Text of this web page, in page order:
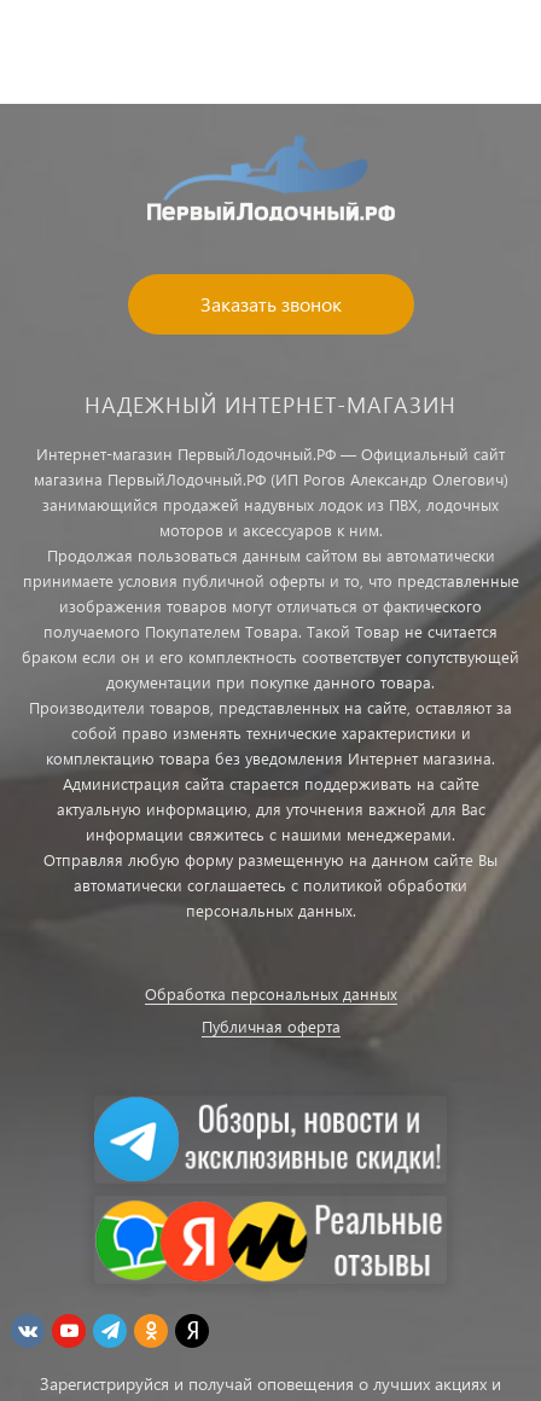
Заказать звонок
НАДЕЖНЫЙ ИНТЕРНЕТ-МАГАЗИН
Интернет-магазин ПервыйЛодочный.РФ — Официальный сайт
магазина ПервыйЛодочный.РФ (ИП Рогов Александр Олегович)
занимающийся продажей надувных лодок из ПВХ, лодочных
моторов и аксессуаров к ним.
Продолжая пользоваться данным сайтом вы автоматически
принимаете условия публичной оферты и то, что представленные
изображения товаров могут отличаться от фактического
получаемого Покупателем Товара. Такой Товар не считается
браком если он и его комплектность соответствует сопутствующей
документации при покупке данного товара.
Производители товаров, представленных на сайте, оставляют за
собой право изменять технические характеристики и
комплектацию товара без уведомления Интернет магазина.
Администрация сайта старается поддерживать на сайте
актуальную информацию, для уточнения важной для Вас
информации свяжитесь с нашими менеджерами.
Отправляя любую форму размещенную на данном сайте Вы
автоматически соглашаетесь с политикой обработки
персональных данных.
Обработка персональных данных
Публичная оферта
Зарегистрируйся и получай оповещения о лучших акциях и